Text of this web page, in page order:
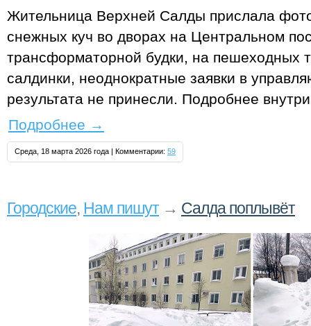
Жительница Верхней Салды прислала
снежных куч во дворах на Центральном
трансформаторной будки, на пешеходных
салдинки, неоднократные заявки в
результата не принесли. Подробнее
Подробнее →
Среда, 18 марта 2026 года | Комментарии: 59
Городские, Нам пишут→ Салда поплывёт